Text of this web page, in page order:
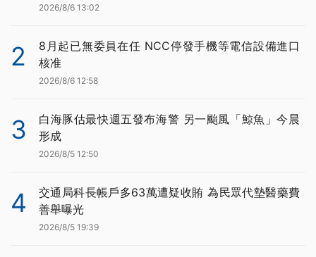
2026/8/6 13:02
2
8月起已無委員在任 NCC停發手機等電信設備進口
核准
2026/8/6 12:58
3
白海豚估最快週五發布海警 另一颱風「鯨魚」今晨
形成
2026/8/5 12:50
4
交通局科長帳戶多63萬遭疑收賄 為民眾代墊醫藥費
善舉曝光
2026/8/5 19:39